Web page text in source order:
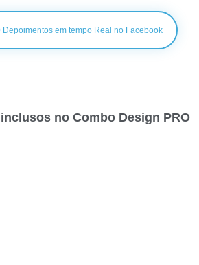
Depoimentos em tempo Real no Facebook
no Combo Design PRO